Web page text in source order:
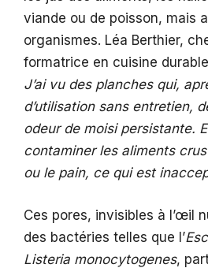
viande ou de poisson, mais
organismes. Léa Berthier,
formatrice en cuisine
J’ai vu des planches qui,
d’utilisation sans entretien,
odeur de moisi persistante.
contaminer les aliments
ou le pain, ce qui est
Ces pores, invisibles à l’œil
des bactéries telles que l’
Listeria monocytogenes,